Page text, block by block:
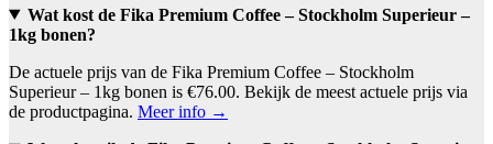
Wat kost de Fika Premium Coffee – Stockholm Superieur –
1kg bonen?
De actuele prijs van de Fika Premium Coffee – Stockholm
Superieur – 1kg bonen is €76.00. Bekijk de meest actuele prijs via
de productpagina. Meer info →